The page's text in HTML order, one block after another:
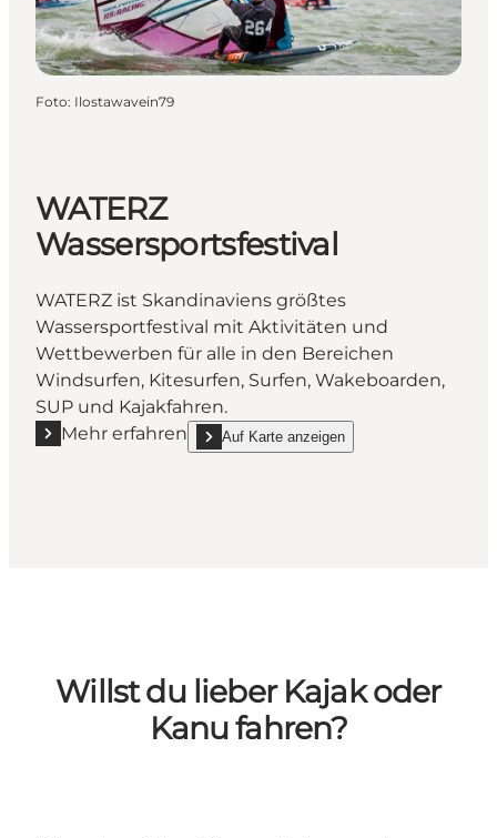
Foto: Ilostawavein79
WATERZ
Wassersportsfestival
WATERZ ist Skandinaviens größtes
Wassersportfestival mit Aktivitäten und
Wettbewerben für alle in den Bereichen
Windsurfen, Kitesurfen, Surfen, Wakeboarden,
SUP und Kajakfahren.
Mehr erfahren
Mehr erfahren "WATERZ Wassersportsfestival"
Auf Karte anzeigen
show WATERZ Wassersportsfestival on_map
Willst du lieber Kajak oder
Kanu fahren?